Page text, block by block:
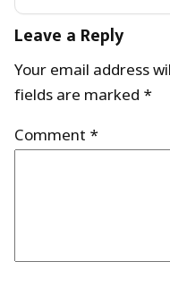
Leave a Reply
Your email address
fields are marked *
Comment *